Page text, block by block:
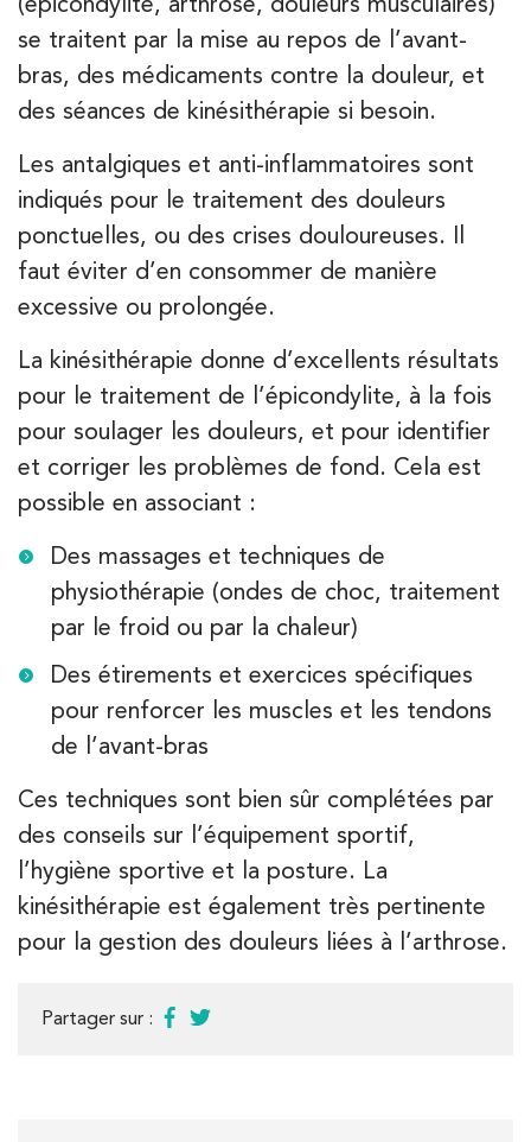
se traitent par la mise au repos de l’avant-
bras, des médicaments contre la douleur, et
des séances de kinésithérapie si besoin.
Les antalgiques et anti-inflammatoires sont
indiqués pour le traitement des douleurs
ponctuelles, ou des crises douloureuses. Il
faut éviter d’en consommer de manière
excessive ou prolongée.
La kinésithérapie donne d’excellents résultats
pour le traitement de l’épicondylite, à la fois
pour soulager les douleurs, et pour identifier
et corriger les problèmes de fond. Cela est
possible en associant :
Des massages et techniques de
physiothérapie (ondes de choc, traitement
par le froid ou par la chaleur)
Des étirements et exercices spécifiques
pour renforcer les muscles et les tendons
de l’avant-bras
Ces techniques sont bien sûr complétées par
des conseils sur l’équipement sportif,
l’hygiène sportive et la posture. La
kinésithérapie est également très pertinente
pour la gestion des douleurs liées à l’arthrose.
Partager sur :